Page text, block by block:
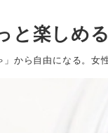
と楽しめ
」から自由になる。女